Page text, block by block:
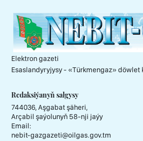
Elektron gazeti
Esaslandyryjysy - «Тürkmengaz» döwlet
Redaksiýanyň salgysy
744036, Aşgabat şäheri,
Arçabil şaýolunyň 58-nji jaýy
Email:
nebit-gazgazeti@oilgas.gov.tm